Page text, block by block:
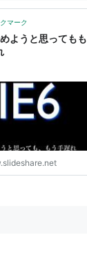
マーク
ようと思ってもも